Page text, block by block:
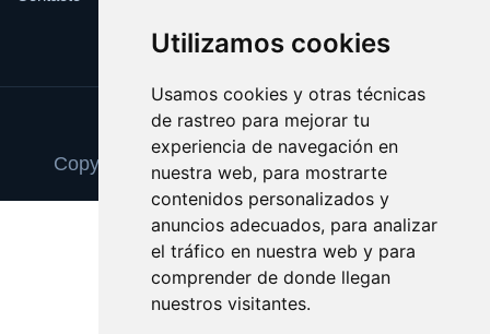
Utilizamos cookies
Usamos cookies y otras técnicas
de rastreo para mejorar tu
experiencia de navegación en
nuestra web, para mostrarte
contenidos personalizados y
anuncios adecuados, para analizar
el tráfico en nuestra web y para
comprender de donde llegan
nuestros visitantes.
Update cookies preferences
Copyright © 2025 academiademodelos.com